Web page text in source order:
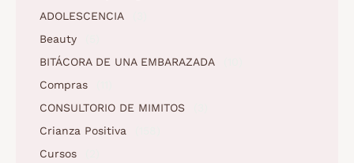
ADOLESCENCIA
Beauty
BITÁCORA DE UNA EMBARAZADA
Compras
CONSULTORIO DE MIMITOS
Crianza Positiva
Cursos